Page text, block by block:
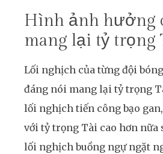
Hình ảnh hưởng
mang lại tỷ trọng
Lối nghịch của từng đội
đáng nói mang lại tỷ trọng
lối nghịch tiến công bạo
với tỷ trọng Tài cao hơn nữa
lối nghịch buồng ngự ngặt